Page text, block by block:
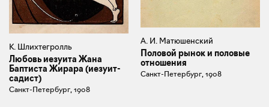
К. Шлихтегролль
Любовь иезуита Жана
Баптиста Жирара (иезуит-
садист)
Санкт-Петербург, 1908
А. И. Матюшенский
Половой рынок и половые
отношения
Санкт-Петербург, 1908